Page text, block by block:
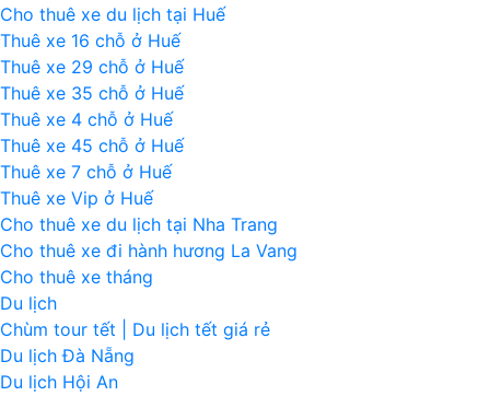
Cho thuê xe du lịch tại Huế
Thuê xe 16 chỗ ở Huế
Thuê xe 29 chỗ ở Huế
Thuê xe 35 chỗ ở Huế
Thuê xe 4 chỗ ở Huế
Thuê xe 45 chỗ ở Huế
Thuê xe 7 chỗ ở Huế
Thuê xe Vip ở Huế
Cho thuê xe du lịch tại Nha Trang
Cho thuê xe đi hành hương La Vang
Cho thuê xe tháng
Du lịch
Chùm tour tết | Du lịch tết giá rẻ
Du lịch Đà Nẵng
Du lịch Hội An